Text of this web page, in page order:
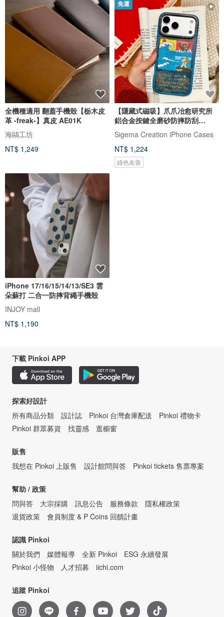
全機種適用 翻蓋手機殼【栃木皮
革 -freak-】真皮 AE01K
海鷗工坊
NT$ 1,249
免運
【隱藏式磁吸】爪爪冶愈研究所
鋁合金按鍵全磨砂防摔防刮
iPhone17
Sigema Creation iPhone Cases
NT$ 1,224
綠色友善
iPhone 17/16/15/14/13/SE3 雲
朵蘇打 二合一防摔背繩手機殼
INJOY mall
NT$ 1,190
下載 Pinkoi APP
探索好設計
所有商品分類
設計誌 Pinkoi 台灣倉庫配送
Pinkoi 禮物卡
Pinkoi 群眾募資
找靈感 逛櫥窗
販售
我想在 Pinkoi 上販售
設計館問與答 Pinkoi tickets 售票專案
幫助 / 政策
問與答
大宗採購 訊息公告 服務條款
隱私權政策
退貨政策
會員制度 & P Coins 回饋計畫
認識 Pinkoi
關於我們
媒體報導 全新 Pinkoi
ESG 永續發展
Pinkoi 小怪物
人才招募 iichi.com
追蹤 Pinkoi